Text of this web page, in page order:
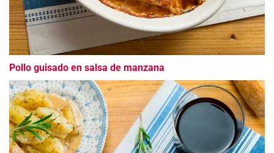
Pollo guisado en salsa de manzana